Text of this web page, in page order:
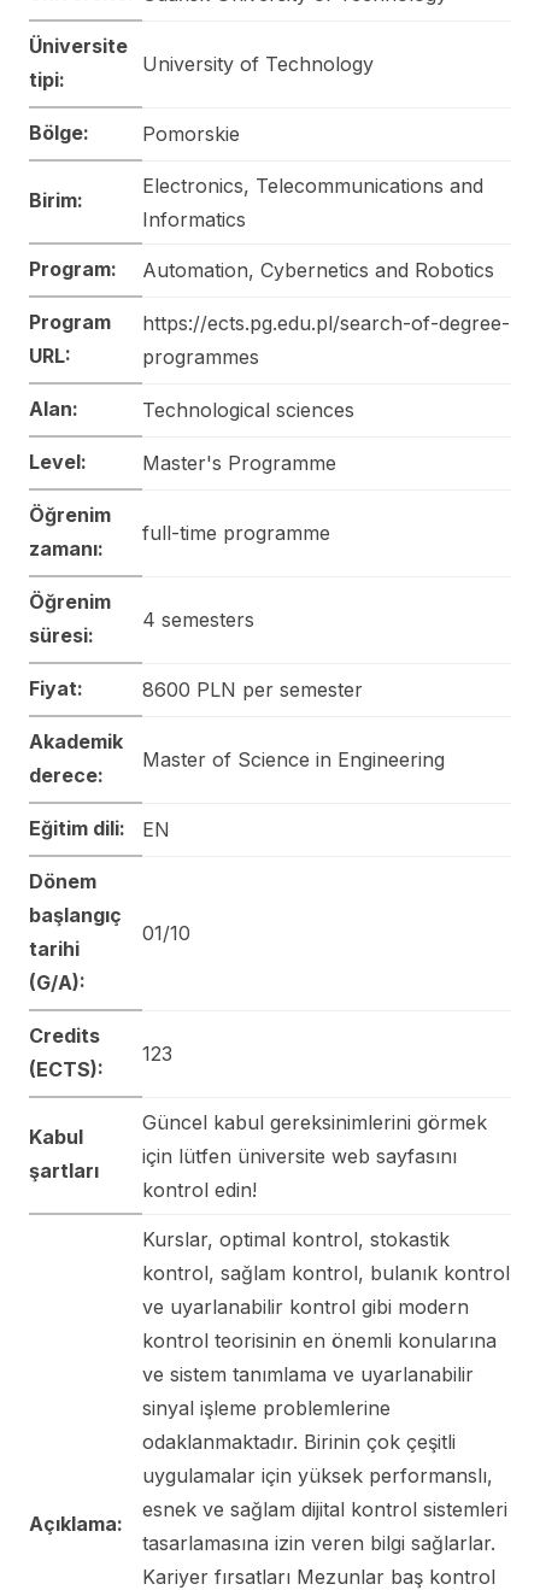
Üniversite
tipi:
University of Technology
Bölge: Pomorskie
Birim:
Electronics, Telecommunications and
Informatics
Program: Automation, Cybernetics and Robotics
Program
URL:
https://ects.pg.edu.pl/search-of-degree-
programmes
Alan: Technological sciences
Level: Master's Programme
Öğrenim
zamanı:
full-time programme
Öğrenim
süresi:
4 semesters
Fiyat: 8600 PLN per semester
Akademik
derece:
Master of Science in Engineering
Eğitim dili: EN
Dönem
başlangıç
tarihi
(G/A):
01/10
Credits
(ECTS):
123
Kabul
şartları
Güncel kabul gereksinimlerini görmek
için lütfen üniversite web sayfasını
kontrol edin!
Açıklama:
Kurslar, optimal kontrol, stokastik
kontrol, sağlam kontrol, bulanık kontrol
ve uyarlanabilir kontrol gibi modern
kontrol teorisinin en önemli konularına
ve sistem tanımlama ve uyarlanabilir
sinyal işleme problemlerine
odaklanmaktadır. Birinin çok çeşitli
uygulamalar için yüksek performanslı,
esnek ve sağlam dijital kontrol sistemleri
tasarlamasına izin veren bilgi sağlarlar.
Kariyer fırsatları Mezunlar baş kontrol